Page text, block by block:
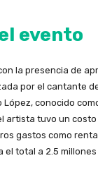
evento
la presencia de
por el cantante
conocido
artista tuvo un costo
gastos como
el total a 2.5 millones